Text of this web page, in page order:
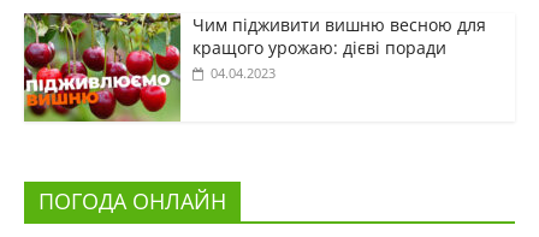
Чим підживити вишню весною для
кращого урожаю: дієві поради
04.04.2023
ПОГОДА ОНЛАЙН